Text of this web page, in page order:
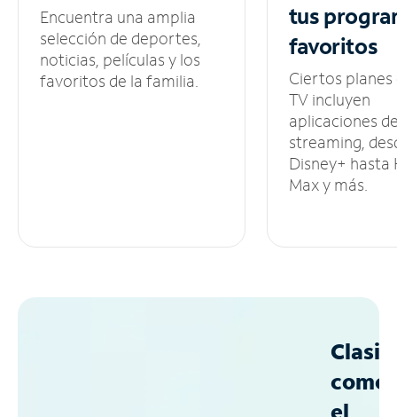
Encuentra una amplia
selección de deportes,
noticias, películas y los
favoritos de la familia.
tus
favoritos
Ciertos planes
TV incluyen
aplicaciones
streaming,
Disney+ hasta
Max y más.
como
el